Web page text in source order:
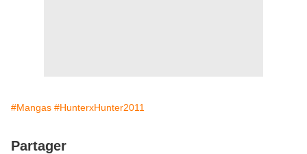
#Mangas #HunterxHunter2011
Partager